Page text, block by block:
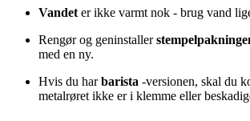
Vandet er ikke varmt nok - brug vand
Rengør og geninstaller
med en ny.
Hvis du harbarista -versionen, skal du
metalrøret ikke er i klemme eller